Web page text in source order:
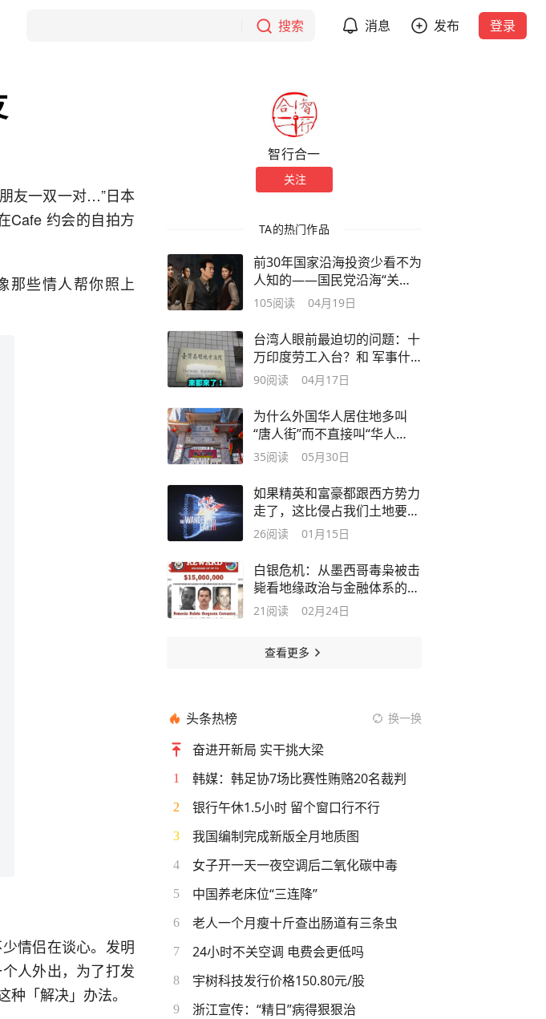
搜索 消息 发布 登录
友一双一对…”日本
Cafe 约会的自拍方
那些情人帮你照上
情侣在谈心。发明
人外出，为了打发
「解决」办法。
智行合一
关注
TA的热门作品
前30年国家沿海投资少看不为
人知的——国民党沿海“关闭
政策”
105阅读 04月19日
台湾人眼前最迫切的问题：十
万印度劳工入台？和 军事什
一税！
90阅读 04月17日
为什么外国华人居住地多叫
“唐人街”而不直接叫“华人
街”？
35阅读 05月30日
如果精英和富豪都跟西方势力
走了，这比侵占我们土地要严
重吧？
26阅读 01月15日
白银危机：从墨西哥毒枭被击
毙看地缘政治与金融体系的破
局
21 阅读 02月24日
查看更多
头条热榜 换一换
奋进开新局 实干挑大梁
1 韩媒：韩足协7场比赛性贿赂20名裁判
2 银行午休1.5小时 留个窗口行不行
3 我国编制完成新版全月地质图
4 女子开一天一夜空调后二氧化碳中毒
5 中国养老床位“三连降”
6 老人一个月瘦十斤查出肠道有三条虫
7 24小时不关空调 电费会更低吗
8 宇树科技发行价格150.80元/股
9 浙江宣传：“精日”病得狠狠治